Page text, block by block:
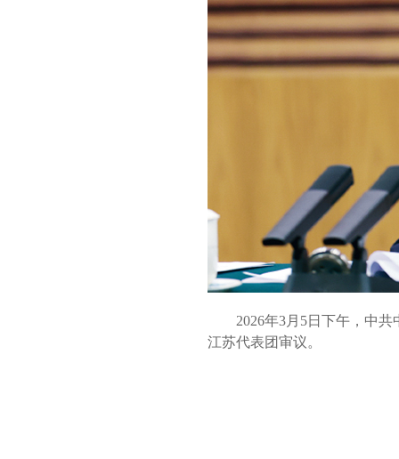
2026年3月5日下午，中共
江苏代表团审议。